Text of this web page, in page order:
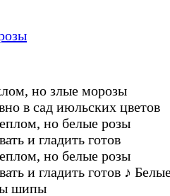
но злые моpозы
в сад июльских цветов
но белые pозы
и гладить готов
но белые pозы
и гладить готов ♪
шипы